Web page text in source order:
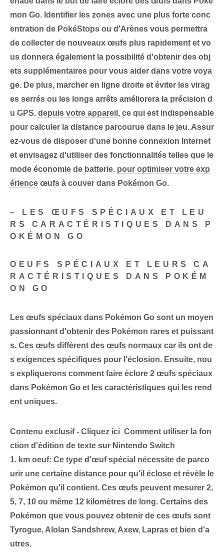
mon Go. Identifier les zones avec une plus forte conc
entration de PokéStops ou d'Arènes vous permettra
de collecter de nouveaux œufs plus rapidement et vo
us donnera également la possibilité d'obtenir des obj
ets supplémentaires pour vous aider dans votre voya
ge. De plus, marcher en ligne droite et éviter les virag
es serrés ou les longs arrêts améliorera la précision d
u GPS. depuis votre appareil , ce qui est indispensable
pour calculer la distance parcourue dans le jeu. Assur
ez-vous de disposer d'une bonne connexion Internet
et envisagez d'utiliser des fonctionnalités telles que le
mode économie de batterie. pour optimiser votre exp
érience œufs à couver dans Pokémon Go.
– LES ŒUFS SPÉCIAUX ET LEU
RS CARACTÉRISTIQUES DANS P
OKÉMON GO
OEUFS SPÉCIAUX ET LEURS CA
RACTÉRISTIQUES DANS POKÉM
ON GO
Les œufs spéciaux ‌dans Pokémon Go ⁤sont un moyen
passionnant d'obtenir des Pokémon rares et puissant
s. Ces œufs diffèrent⁢ des œufs normaux car ils ont de
s exigences spécifiques pour l'éclosion. Ensuite, nou
s expliquerons comment faire éclore 2 œufs spéciaux
dans Pokémon Go et les caractéristiques qui les rend
ent uniques.
Contenu exclusif - Cliquez ici Comment utiliser la fon
ction d'édition de texte sur Nintendo Switch
1. km oeuf: Ce type d'œuf spécial nécessite de parco
urir une certaine distance pour qu'il éclose et révèle le
Pokémon qu'il contient. Ces œufs peuvent mesurer 2,
5, 7, 10 ou même 12 kilomètres de long. Certains des
Pokémon que vous pouvez obtenir de ces œufs sont
Tyrogue, Alolan Sandshrew, Axew, Lapras et bien d'a
utres.